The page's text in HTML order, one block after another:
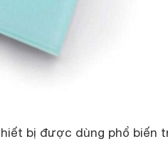
bị được dùng phổ biến